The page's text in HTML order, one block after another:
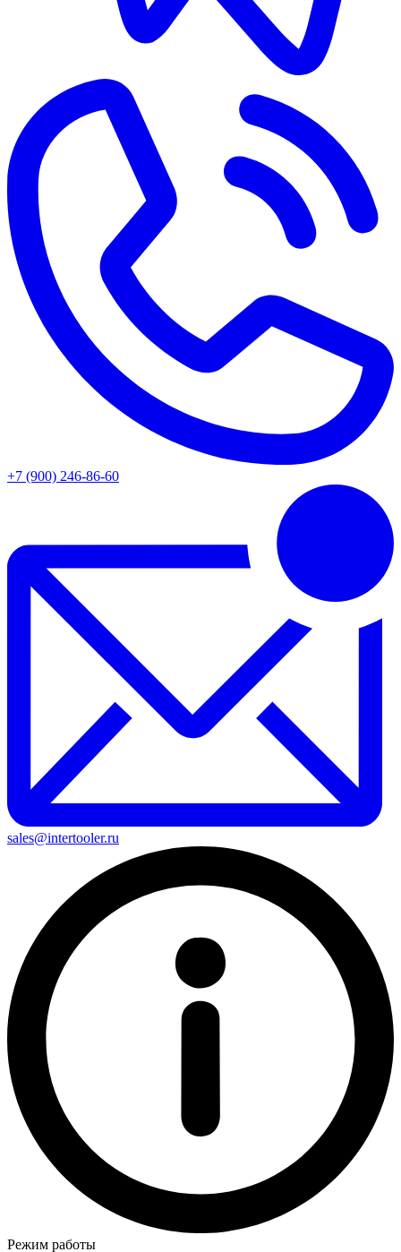
+7 (900) 246-86-60
sales@intertooler.ru
Режим работы